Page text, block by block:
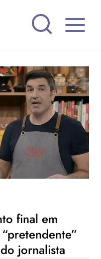
final em
jornalista